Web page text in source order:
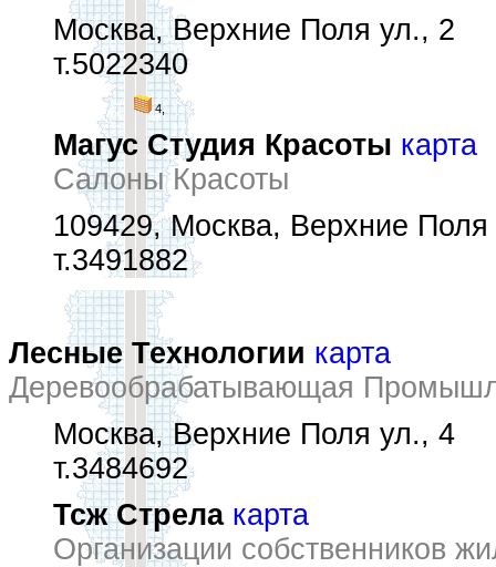
Москва, Верхние Поля ул., 2
т.5022340
4,
Магус Студия Красоты карта
Салоны Красоты
109429, Москва, Верхние Поля
т.3491882
Лесные Технологии карта
Деревообрабатывающая
Москва, Верхние Поля ул., 4
т.3484692
Тсж Стрела карта
Организации собственников